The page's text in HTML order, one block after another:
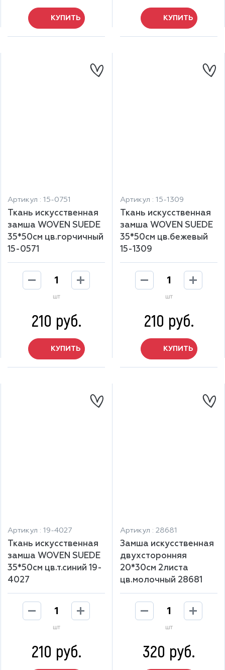
КУПИТЬ КУПИТЬ
Артикул : 15-0751
Ткань искусственная
замша WOVEN SUEDE
35*50см цв.горчичный
15-0571
шт
210 руб.
КУПИТЬ
Артикул : 15-1309
Ткань искусственная
замша WOVEN SUEDE
35*50см цв.бежевый
15-1309
шт
210 руб.
КУПИТЬ
Артикул : 19-4027
Ткань искусственная
замша WOVEN SUEDE
35*50см цв.т.синий 19-
4027
шт
210 руб.
Артикул : 28681
Замша искусственная
двухсторонняя
20*30см 2листа
цв.молочный 28681
шт
320 руб.